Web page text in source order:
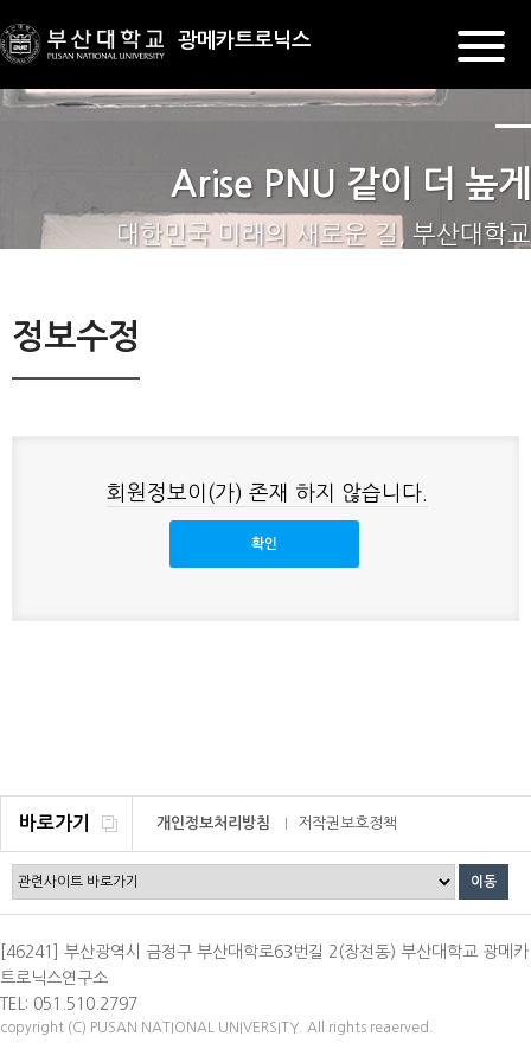
광메카트로닉스
Arise PNU 같이 더 높게
대한민국 미래의 새로운 길, 부산대학교
정보수정
회원정보이(가) 존재 하지 않습니다.
바로가기 개인정보처리방침 저작권보호정책
[46241] 부산광역시 금정구 부산대학로63번길 2(장전동) 부산대학교 광메카
트로닉스연구소
TEL: 051.510.2797
copyright (C) PUSAN NATIONAL UNIVERSITY. All rights reaerved.